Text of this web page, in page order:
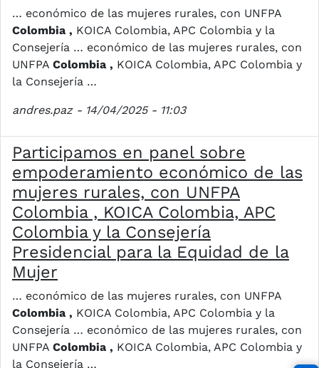
… económico de las mujeres rurales, con UNFPA
Colombia , KOICA Colombia, APC Colombia y la
Consejería … económico de las mujeres rurales, con
UNFPA Colombia , KOICA Colombia, APC Colombia y
la Consejería …
andres.paz - 14/04/2025 - 11:03
Participamos en panel sobre
empoderamiento económico de las
mujeres rurales, con UNFPA
Colombia , KOICA Colombia, APC
Colombia y la Consejería
Presidencial para la Equidad de la
Mujer
… económico de las mujeres rurales, con UNFPA
Colombia , KOICA Colombia, APC Colombia y la
Consejería … económico de las mujeres rurales, con
UNFPA Colombia , KOICA Colombia, APC Colombia y
la Consejería …